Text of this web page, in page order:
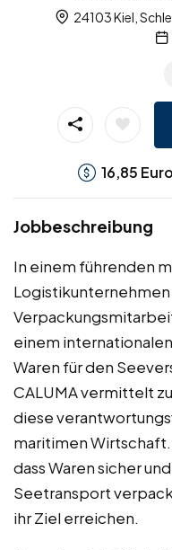
24103 Kiel,
16,85 Euro
Jobbeschreibung
In einem führenden
Logistikunternehmen
einem
Waren für den
CALUMA vermittelt
diese
maritimen
dass Waren sicher
Seetransport
ihr Ziel erreichen.